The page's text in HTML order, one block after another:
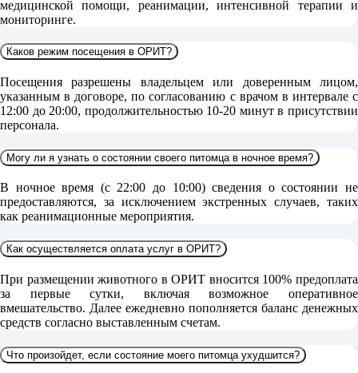
медицинской помощи, реанимации, интенсивной терапии и
мониторинге.
Каков режим посещения в ОРИТ?
Посещения разрешены владельцем или доверенным лицом,
указанным в договоре, по согласованию с врачом в интервале с
12:00 до 20:00, продолжительностью 10-20 минут в присутствии
персонала.
Могу ли я узнать о состоянии своего питомца в ночное время?
В ночное время (с 22:00 до 10:00) сведения о состоянии не
предоставляются, за исключением экстренных случаев, таких
как реанимационные мероприятия.
Как осуществляется оплата услуг в ОРИТ?
При размещении животного в ОРИТ вносится 100% предоплата
за первые сутки, включая возможное оперативное
вмешательство. Далее ежедневно пополняется баланс денежных
средств согласно выставленным счетам.
Что произойдет, если состояние моего питомца ухудшится?